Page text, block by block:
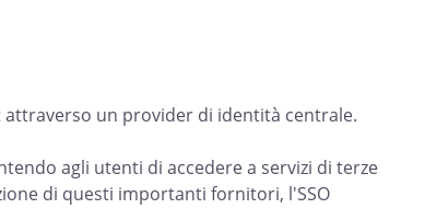
attraverso un provider di identità centrale.
agli utenti di accedere a servizi di terze
di questi importanti fornitori, l'SSO